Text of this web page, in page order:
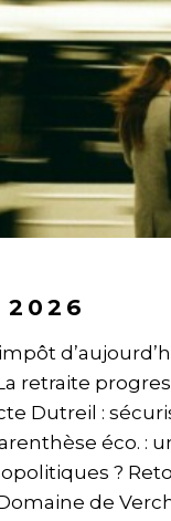
2026
retraite
Dutreil :
éco. :
?
de